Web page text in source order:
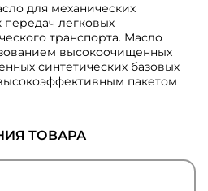
для механических
легковых
транспорта. Масло
высокоочищенных
синтетических базовых
пакетом
ТОВАРА